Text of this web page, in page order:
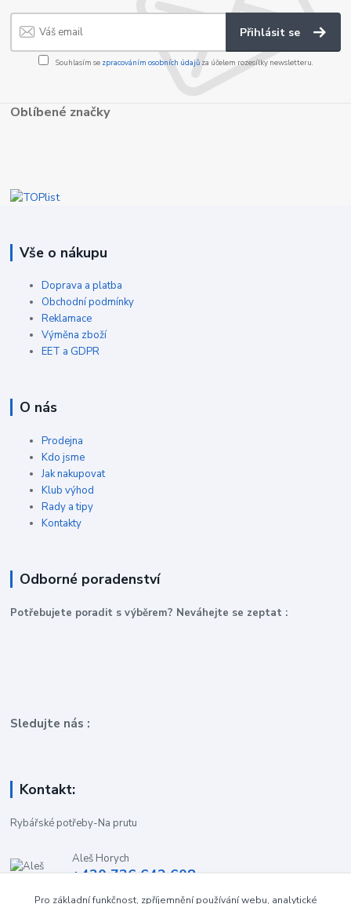
Přihlásit se
Souhlasím se zpracováním osobních údajůza účelem rozesílky newsletteru.
Oblíbené značky
Vše o nákupu
Doprava a platba
Obchodní podmínky
Reklamace
Výměna zboží
EET a GDPR
O nás
Prodejna
Kdo jsme
Jak nakupovat
Klub výhod
Rady a tipy
Kontakty
Odborné poradenství
Potřebujete poradit s výběrem? Neváhejte se zeptat :
Sledujte nás :
Kontakt:
Rybářské potřeby-Na prutu
Aleš Horych
+420 736 642 608
Pro základní funkčnost, zpříjemnění používání webu, analytické